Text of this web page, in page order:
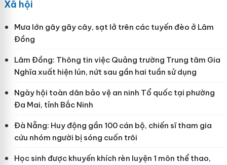
Xã hội
Mưa lớn gây gãy cây, sạt lở trên các tuyến đèo ở Lâm
Đồng
Lâm Đồng: Thông tin việc Quảng trường Trung tâm Gia
Nghĩa xuất hiện lún, nứt sau gần hai tuần sử dụng
Ngày hội toàn dân bảo vệ an ninh Tổ quốc tại phường
Đa Mai, tỉnh Bắc Ninh
Đà Nẵng: Huy động gần 100 cán bộ, chiến sĩ tham gia
cứu nhóm người bị sóng cuốn trôi
Học sinh được khuyến khích rèn luyện 1 môn thể thao,